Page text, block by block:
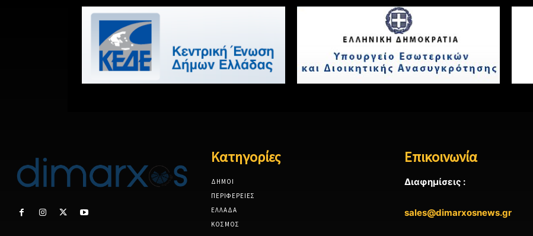
Κατηγορίες
ΔΗΜΟΙ
ΠΕΡΙΦΕΡΕΙΕΣ
ΕΛΛΑΔΑ
ΚΟΣΜΟΣ
Επικοινωνία
Διαφημίσεις :
sales@dimarxosnews.gr